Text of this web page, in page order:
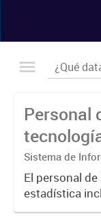
Personal
Sistema de
Tecnología
El personal
estadística
personas